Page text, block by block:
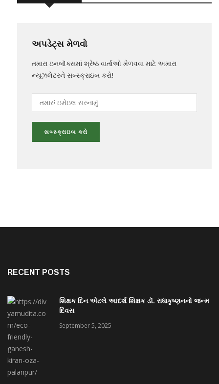
અપડેટ્સ મેળવો
તમારા ઇનબૉક્સમાં શ્રેષ્ઠ વાર્તાઓ મેળવવા માટે અમારા
ન્યૂઝલેટરને સબ્સ્ક્રાઇબ કરો!
RECENT POSTS
શિક્ષક દિન એટલે આદર્શ શિક્ષક ડૉ. રાધાકૃષ્ણનનો જન્મ
દિવસ
September 5, 2025